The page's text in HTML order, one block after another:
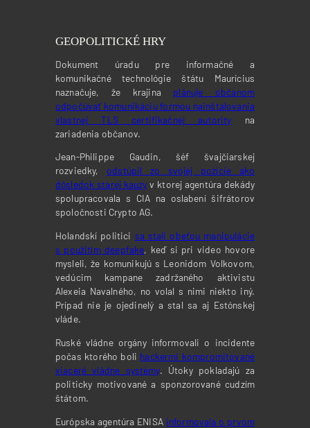
GEOPOLITICKÉ HRY
Dokument úradu pre informačné a
komunikačné technológie štátu Maurícius
naznačuje, že krajina plánuje občanom
odpočúvať komunikáciu formou nainštalovania
vlastnej TLS certifikačnej autority na
zariadenia občanov.
Jean-Philippe Gaudin, šéf švajčiarskej
rozviedky, odstúpil zo svojej pozície ako
dôsledok starej kauzy v ktorej agentúra dekády
spolupracovala s CIA na oslabení šifrátorov
spoločnosti Crypto AG.
Holandskí politici sa stali obeťou manipulácie
s použitím deepfake, keď si pri video hovore
mysleli, že komunikujú s Leonidom Volkovom,
vedúcim kampane zadržaného aktivistu
Alexeia Navalného, no volal s nimi niekto iný.
Prípad nie je ojedinelý a stal sa aj Estónskej
vláde.
Ruské vládne orgány informovali o incidente
počas ktorého boli hackermi kompromitované
viaceré vládne systémy. Útoky pokladajú za
politicky motivované a sponzorované cudzím
štátom.
Európska agentúra ENISA informovala o prvom